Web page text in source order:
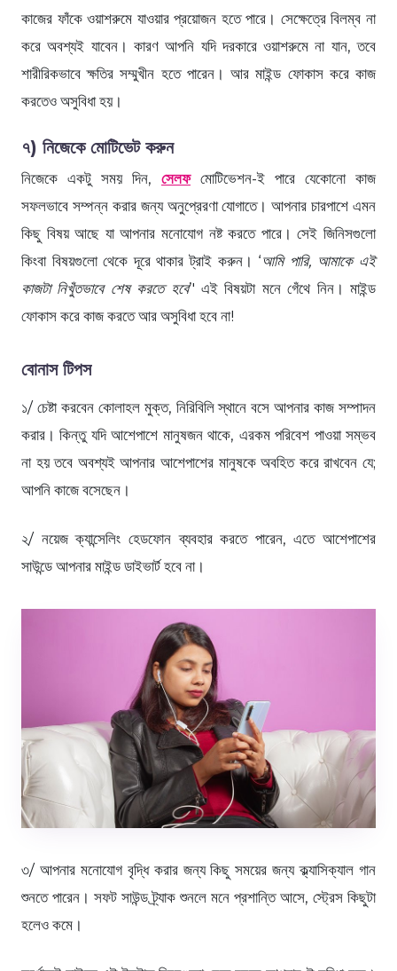
কাজের ফাঁকে ওয়াশরুমে যাওয়ার প্রয়োজন হতে পারে। সেক্ষেত্রে বিলম্ব না
করে অবশ্যই যাবেন। কারণ আপনি যদি দরকারে ওয়াশরুমে না যান, তবে
শারীরিকভাবে ক্ষতির সম্মুখীন হতে পারেন। আর মাইন্ড ফোকাস করে কাজ
করতেও অসুবিধা হয়।
৭) নিজেকে মোটিভেট করুন
নিজেকে একটু সময় দিন, সেলফমোটিভেশন-ই পারে যেকোনো কাজ
সফলভাবে সম্পন্ন করার জন্য অনুপ্রেরণা যোগাতে। আপনার চারপাশে এমন
কিছু বিষয় আছে যা আপনার মনোযোগ নষ্ট করতে পারে। সেই জিনিসগুলো
কিংবা বিষয়গুলো থেকে দূরে থাকার ট্রাই করুন। ‘আমি পারি, আমাকে এই
কাজটা নিখুঁতভাবে শেষ করতে হবে’' এই বিষয়টা মনে গেঁথে নিন। মাইন্ড
ফোকাস করে কাজ করতে আর অসুবিধা হবে না!
বোনাস টিপস
১/ চেষ্টা করবেন কোলাহল মুক্ত, নিরিবিলি স্থানে বসে আপনার কাজ সম্পাদন
করার। কিন্তু যদি আশেপাশে মানুষজন থাকে, এরকম পরিবেশ পাওয়া সম্ভব
না হয় তবে অবশ্যই আপনার আশেপাশের মানুষকে অবহিত করে রাখবেন যে;
আপনি কাজে বসেছেন।
২/ নয়েজ ক্যান্সেলিং হেডফোন ব্যবহার করতে পারেন, এতে আশেপাশের
সাউন্ডে আপনার মাইন্ড ডাইভার্ট হবে না।
৩/ আপনার মনোযোগ বৃদ্ধি করার জন্য কিছু সময়ের জন্য ক্ল্যাসিক্যাল গান
শুনতে পারেন। সফট সাউন্ড ট্র্যাক শুনলে মনে প্রশান্তি আসে, স্ট্রেস কিছুটা
হলেও কমে।